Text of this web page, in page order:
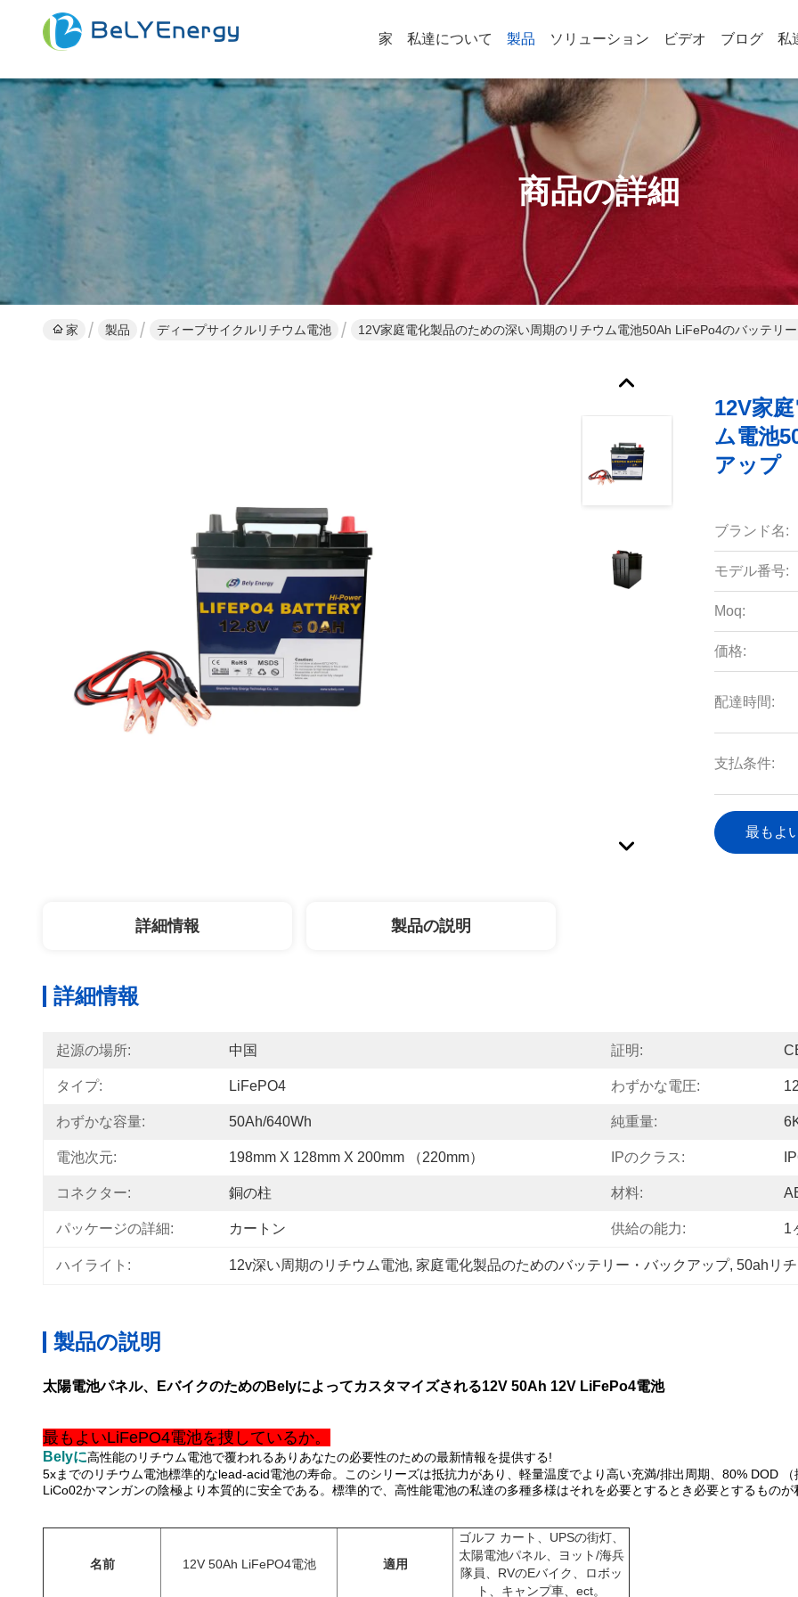
家 私達について 製品 ソリューション ビデオ ブログ 私
商品の詳細
家 製品 ディープサイクルリチウム電池 12V家庭電化製品のための深い周期のリチウム電池50Ah LiFePo4のバッテリ
12V家
ム電池
アップ
ブランド名:
モデル番号:
Moq:
価格:
配達時間:
支払条件:
最もよ
詳細情報 製品の説明
詳細情報
起源の場所: 中国 証明:
タイプ: LiFePO4 わずかな電圧:
わずかな容量: 50Ah/640Wh 純重量:
電池次元: 198mm X 128mm X 200mm （220mm） IPのクラス:
コネクター: 銅の柱 材料:
パッケージの詳細: カートン 供給の能力: 1
ハイライト: 12v深い周期のリチウム電池, 家庭電化製品のためのバッテリー・バックアップ, 50ahリ
製品の説明
太陽電池パネル、EバイクのためのBelyによってカスタマイズされる12V 50Ah 12V LiFePo4電池
最もよいLiFePO4電池を捜しているか。
Belyに高性能のリチウム電池で覆われるありあなたの必要性のための最新情報を提供する!
5xまでのリチウム電池標準的なlead-acid電池の寿命。このシリーズは抵抗力があり、軽量温度でより高い充満/排出周期、80% DOD
LiCo02かマンガンの陰極より本質的に安全である。標準的で、高性能電池の私達の多種多様はそれを必要とするとき必要とするもの
名前 12V 50Ah LiFePO4電池 適用
ゴルフ カート、UPSの街灯、
太陽電池パネル、ヨット/海兵
隊員、RVのEバイク、ロボッ
ト、キャンプ車、ect。